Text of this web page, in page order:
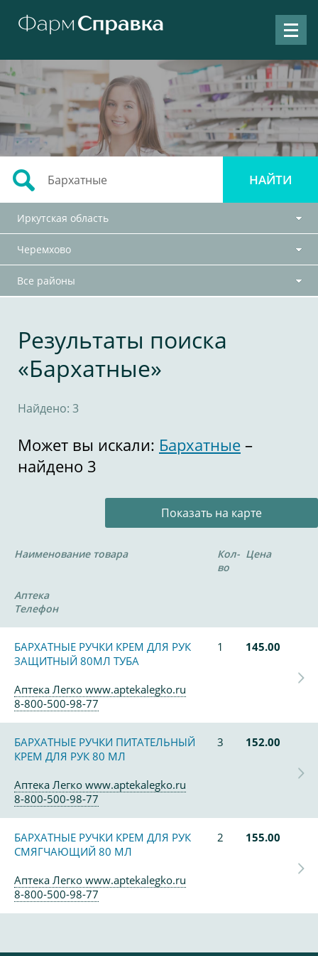
Иркутская область
Черемхово
Все районы
Результаты поиска
«Бархатные»
Найдено: 3
Может вы искали: Бархатные –
найдено 3
Показать на карте
Наименование товара
Кол-
во
Цена
Аптека
Телефон
БАРХАТНЫЕ РУЧКИ КРЕМ ДЛЯ РУК
ЗАЩИТНЫЙ 80МЛ ТУБА
1 145.00
Аптека Легко www.aptekalegko.ru
8-800-500-98-77
БАРХАТНЫЕ РУЧКИ ПИТАТЕЛЬНЫЙ
КРЕМ ДЛЯ РУК 80 МЛ
3 152.00
Аптека Легко www.aptekalegko.ru
8-800-500-98-77
БАРХАТНЫЕ РУЧКИ КРЕМ ДЛЯ РУК
СМЯГЧАЮЩИЙ 80 МЛ
2 155.00
Аптека Легко www.aptekalegko.ru
8-800-500-98-77